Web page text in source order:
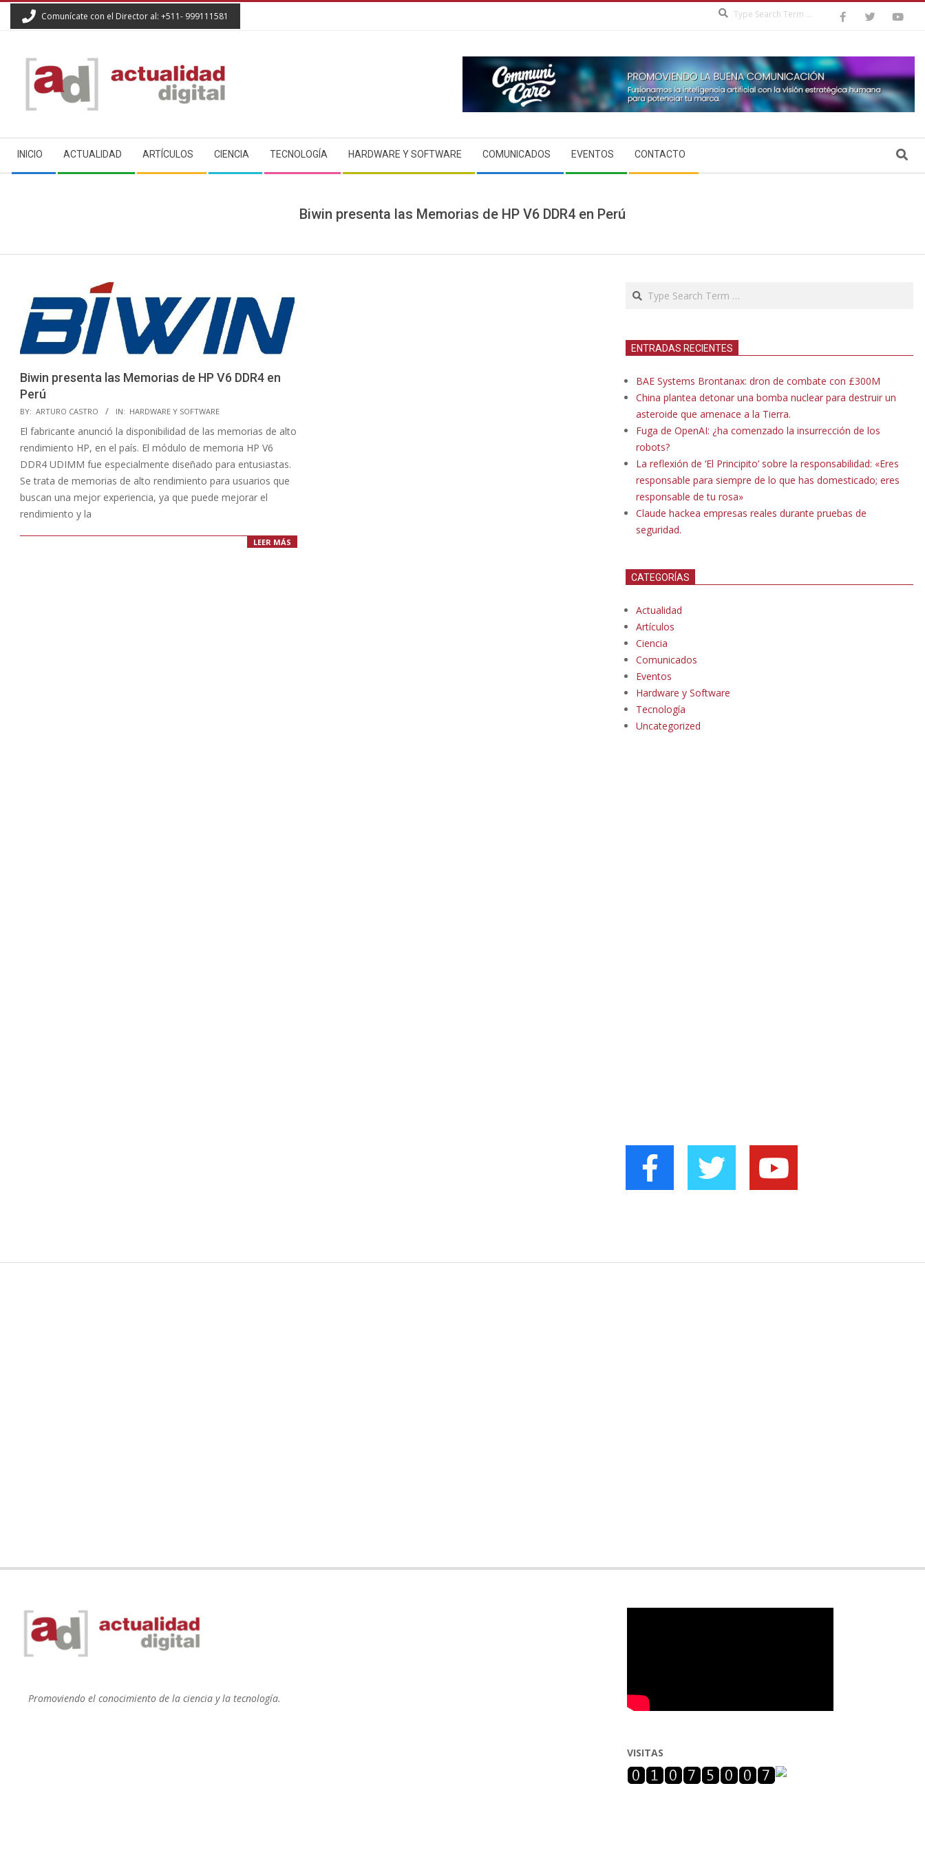
Comunícate con el Director al: +511- 999111581
ACTUALIDAD
DIGITAL
Navigation
Menu
INICIO ACTUALIDAD ARTÍCULOS CIENCIA TECNOLOGÍA HARDWARE Y SOFTWARE COMUNICADOS EVENTOS CONTACTO Search
Biwin presenta las Memorias de HP V6 DDR4 en Perú
Biwin presenta las Memorias de HP V6 DDR4 en
Perú
2020-
02-
BY: ARTURO CASTRO IN: HARDWARE Y SOFTWARE
El fabricante anunció la disponibilidad de las memorias de alto
rendimiento HP, en el país. El módulo de memoria HP V6
DDR4 UDIMM fue especialmente diseñado para entusiastas.
Se trata de memorias de alto rendimiento para usuarios que
buscan una mejor experiencia, ya que puede mejorar el
rendimiento y la
LEER MÁS
Search
ENTRADAS RECIENTES
BAE Systems Brontanax: dron de combate con £300M
China plantea detonar una bomba nuclear para destruir un
asteroide que amenace a la Tierra.
Fuga de OpenAI: ¿ha comenzado la insurrección de los
robots?
La reflexión de ‘El Principito’ sobre la responsabilidad: «Eres
responsable para siempre de lo que has domesticado; eres
responsable de tu rosa»
Claude hackea empresas reales durante pruebas de
seguridad.
CATEGORÍAS
Actualidad
Artículos
Ciencia
Comunicados
Eventos
Hardware y Software
Tecnología
Uncategorized
Promoviendo el conocimiento de la ciencia y la tecnología.
VISITAS